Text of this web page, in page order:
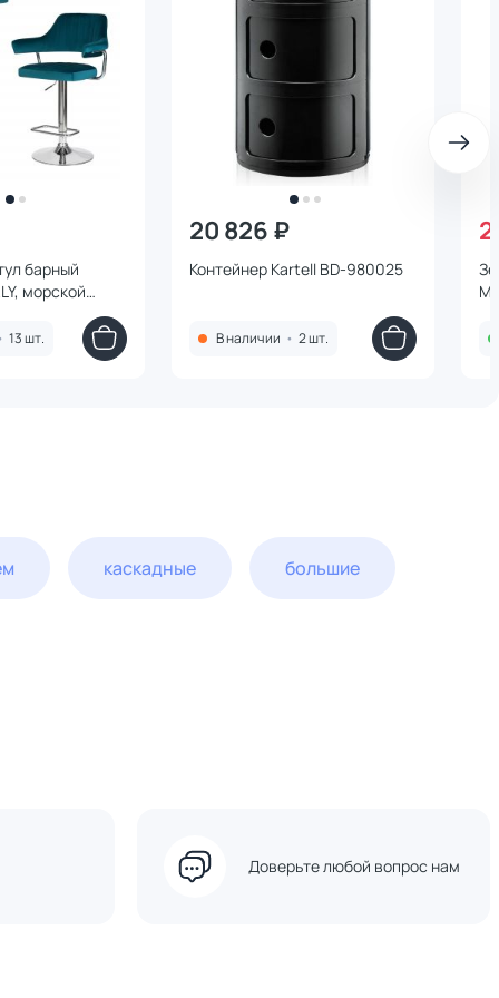
барный
морской
99) BD-
13 шт.
20 826 ₽
Контейнер Kartell BD-980025
В наличии • 2 шт.
каскадные большие
Доверьте любой вопрос нам